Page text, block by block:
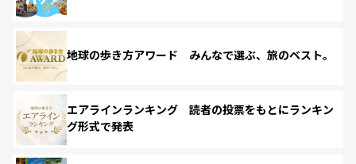
地球の歩き方アワード みんなで選ぶ、旅のベスト。
エアラインランキング 読者の投票をもとにランキン
グ形式で発表